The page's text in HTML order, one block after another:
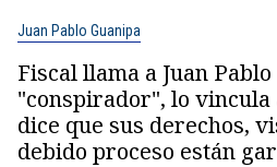
Juan Pablo Guanipa
Fiscal llama a Juan
"conspirador", lo
dice que sus derechos,
debido proceso están